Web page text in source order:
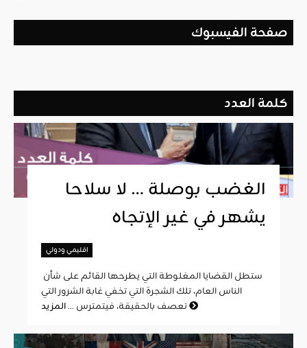
صفحة الفيسبوك
كلمة العدد
الغضب بوصلة … لا سلاحا
يشهر في غير الإتجاه
اقليمي ودولي
الناس العام، تلك الشجرة التي تخفي غابة الشرور التي
تعصف بالحقيقة، فيتمترس ...